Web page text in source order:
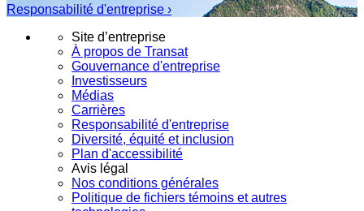
Responsabilité d'entreprise ›
Site d’entreprise
À propos de Transat
Gouvernance d'entreprise
Investisseurs
Médias
Carrières
Responsabilité d'entreprise
Diversité, équité et inclusion
Plan d'accessibilité
Avis légal
Nos conditions générales
Politique de fichiers témoins et autres